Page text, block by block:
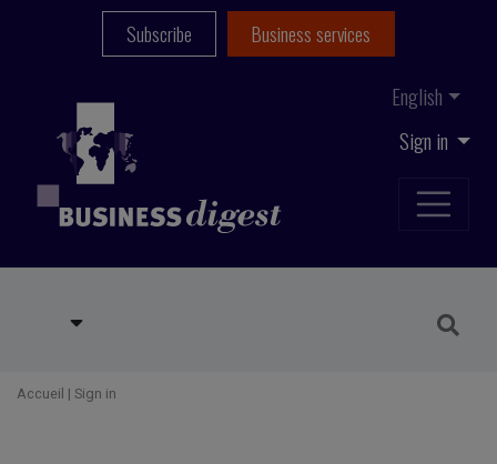
Sign in
English
Subscribe Business services
Accueil | Sign in